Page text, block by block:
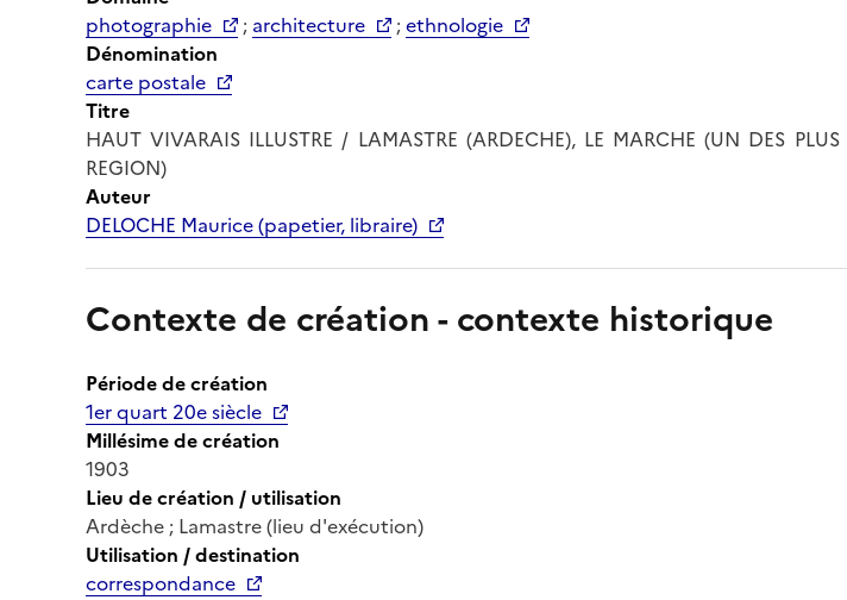
photographie
; architecture ;ethnologie
Dénomination
carte postale
Titre
HAUT VIVARAIS ILLUSTRE / LAMASTRE (ARDECHE), LE MARCHE (UN DES
REGION)
Auteur
DELOCHE Maurice (papetier, libraire)
Contexte de création - contexte historique
Période de création
1er quart 20e siècle
Millésime de création
1903
Lieu de création / utilisation
Ardèche ; Lamastre (lieu d'exécution)
Utilisation / destination
correspondance